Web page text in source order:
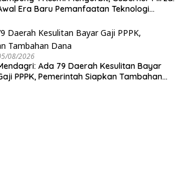
Era Baru Pemanfaatan Teknologi
08/2026
Ada 79 Daerah Kesulitan Bayar
PPPK, Pemerintah Siapkan Tambahan